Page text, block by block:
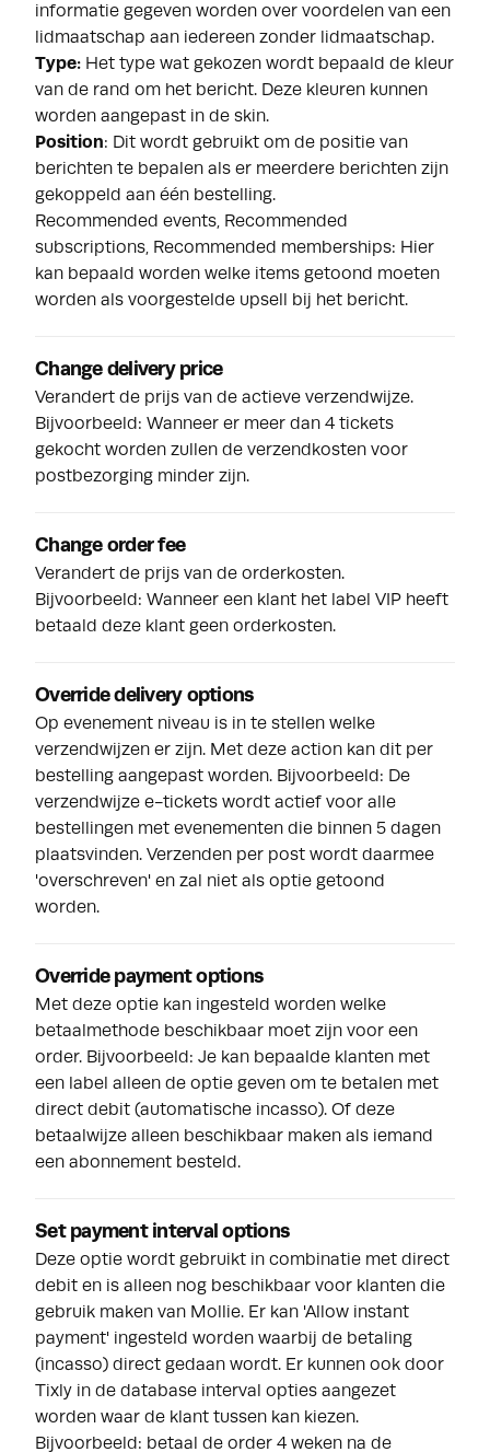
informatie gegeven worden over voordelen van een
lidmaatschap aan iedereen zonder lidmaatschap.
Type: Het type wat gekozen wordt bepaald de kleur
van de rand om het bericht. Deze kleuren kunnen
worden aangepast in de skin.
Position: Dit wordt gebruikt om de positie van
berichten te bepalen als er meerdere berichten zijn
gekoppeld aan één bestelling.
Recommended events, Recommended
subscriptions, Recommended memberships: Hier
kan bepaald worden welke items getoond moeten
worden als voorgestelde upsell bij het bericht.
Change delivery price
Verandert de prijs van de actieve verzendwijze.
Bijvoorbeeld: Wanneer er meer dan 4 tickets
gekocht worden zullen de verzendkosten voor
postbezorging minder zijn.
Change order fee
Verandert de prijs van de orderkosten.
Bijvoorbeeld: Wanneer een klant het label VIP heeft
betaald deze klant geen orderkosten.
Override delivery options
Op evenement niveau is in te stellen welke
verzendwijzen er zijn. Met deze action kan dit per
bestelling aangepast worden. Bijvoorbeeld: De
verzendwijze e-tickets wordt actief voor alle
bestellingen met evenementen die binnen 5 dagen
plaatsvinden. Verzenden per post wordt daarmee
'overschreven' en zal niet als optie getoond
worden.
Override payment options
Met deze optie kan ingesteld worden welke
betaalmethode beschikbaar moet zijn voor een
order. Bijvoorbeeld: Je kan bepaalde klanten met
een label alleen de optie geven om te betalen met
direct debit (automatische incasso). Of deze
betaalwijze alleen beschikbaar maken als iemand
een abonnement besteld.
Set payment interval options
Deze optie wordt gebruikt in combinatie met direct
debit en is alleen nog beschikbaar voor klanten die
gebruik maken van Mollie. Er kan 'Allow instant
payment' ingesteld worden waarbij de betaling
(incasso) direct gedaan wordt. Er kunnen ook door
Tixly in de database interval opties aangezet
worden waar de klant tussen kan kiezen.
Bijvoorbeeld: betaal de order 4 weken na de